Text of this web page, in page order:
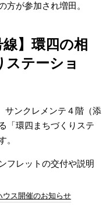
方が参加され増田。
】環四の相
ステーショ
サンクレメンテ４階（添
「環四まちづくりステ
。
フレットの交付や説明
ウス開催のお知らせ